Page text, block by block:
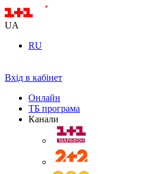
UA
RU
Вхід в кабінет
Онлайн
ТБ програма
Канали